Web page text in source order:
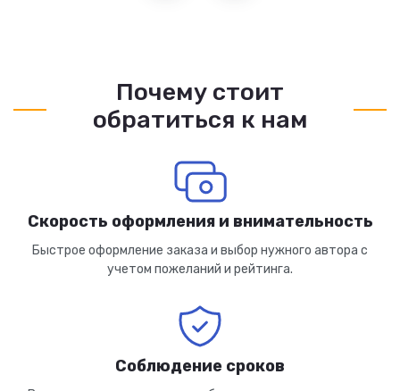
Почему стоит
обратиться к нам
Скорость оформления и внимательность
Быстрое оформление заказа и выбор нужного автора с
учетом пожеланий и рейтинга.
Соблюдение сроков